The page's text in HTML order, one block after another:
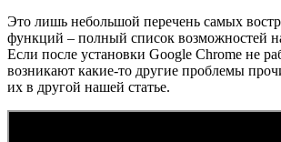
Это лишь небольшой перечень самых
функций – полный список возможностей
Если после установки Google Chrome не
возникают какие-то другие проблемы
их в другой нашей статье.